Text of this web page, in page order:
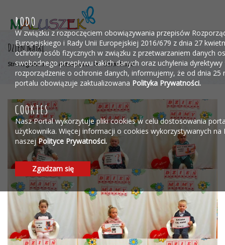
RODO
W związku z rozpoczęciem obowiązywania przepisów
Europejskiego i Rady Unii Europejskiej 2016/679 z dnia 27
ochrony osób fizycznych w związku z przetwarzaniem danych
swobodnego przepływu takich danych oraz uchylenia
rozporządzenie o ochronie danych, informujemy, że od dnia 25
portalu obowiązuje zaktualizowana Polityka Prywatności.
COOKIES
Nasz Portal wykorzytuje pliki cookies w celu dostosowania
użytkownika. Więcej informacji o cookies wykorzystywanych na
naszejPolityce Prywatności.
Zgadzam się
Dzień Matki
Strona główna > Aktualności > Dzień Matki